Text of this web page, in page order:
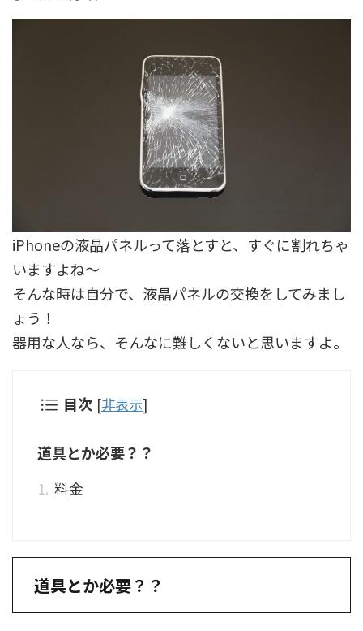
iPhoneの液晶パネルって落とすと、すぐに割れちゃ
いますよね～
そんな時は自分で、液晶パネルの交換をしてみまし
ょう！
器用な人なら、そんなに難しくないと思いますよ。
目次 [非表示]
道具とか必要？？
料金
道具とか必要？？